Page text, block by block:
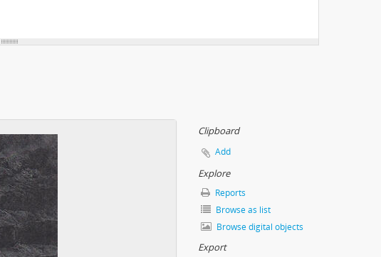
Clipboard
Add
Explore
Reports
Browse as list
Browse digital objects
Export